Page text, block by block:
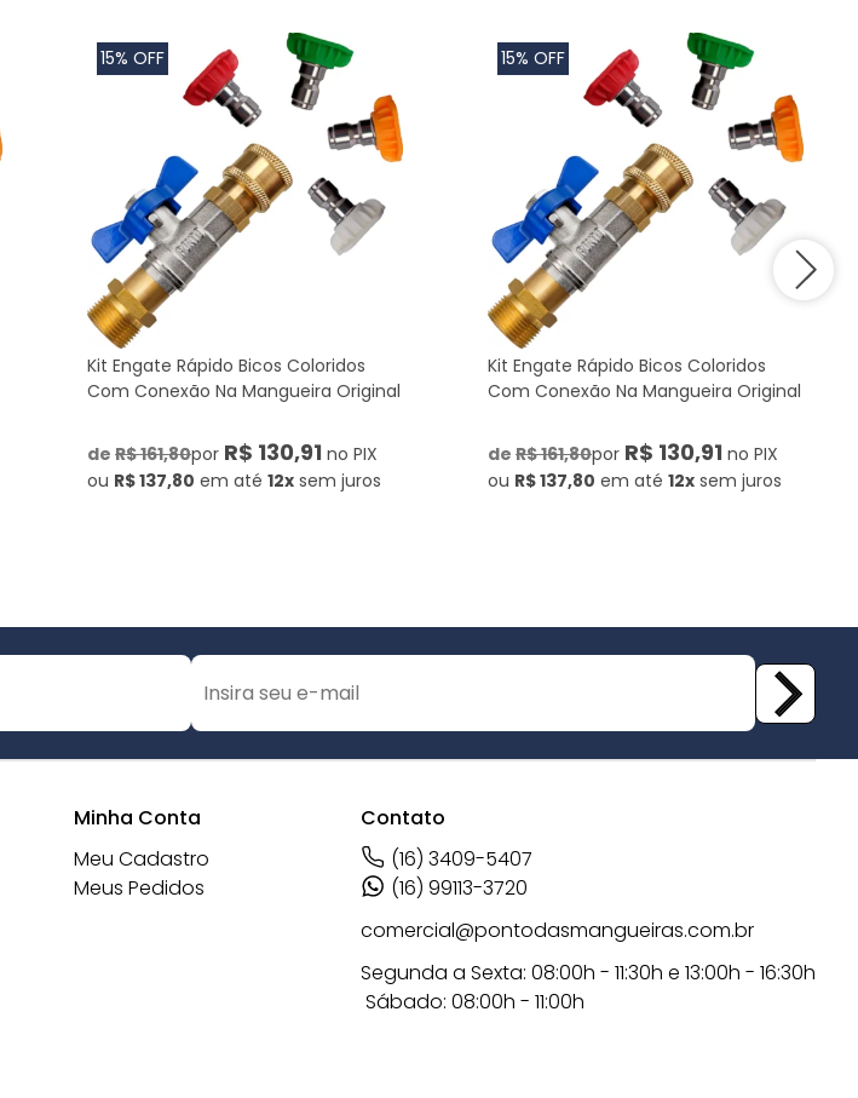
15% OFF
Kit Engate Rápido Bicos Coloridos
Com Conexão Na Mangueira Original
de R$ 161,80por R$ 130,91 no PIX
ou R$ 137,80 em até 12x sem juros
15% OFF
Kit Engate Rápido Bicos Coloridos
Com Conexão Na Mangueira Original
de R$ 161,80por R$ 130,91 no PIX
ou R$ 137,80 em até 12x sem juros
Minha Conta
Meu Cadastro
Meus Pedidos
Contato
(16) 3409-5407
(16) 99113-3720
comercial@pontodasmangueiras.com.br
Segunda a Sexta: 08:00h - 11:30h e 13:00h - 16:30h
Sábado: 08:00h - 11:00h